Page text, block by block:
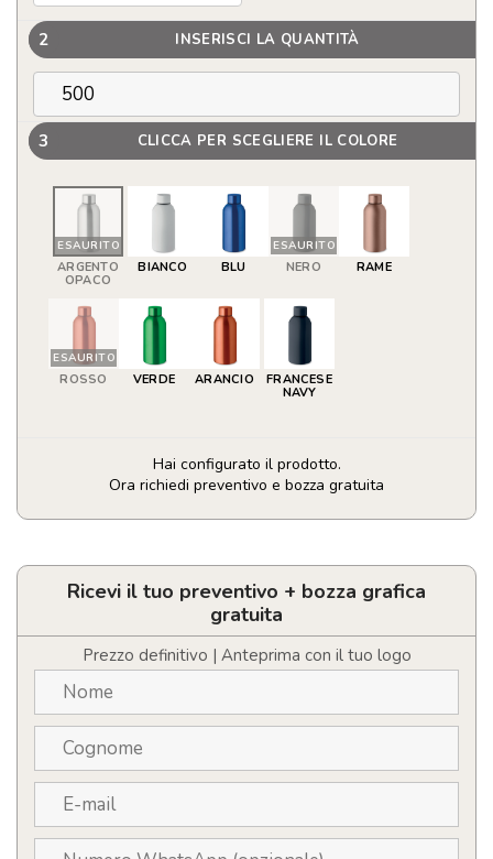
2 INSERISCI LA QUANTITÀ
3 CLICCA PER SCEGLIERE IL COLORE
ESAURITO
ARGENTO
OPACO
BIANCO BLU
ESAURITO
NERO RAME
ESAURITO
ROSSO VERDE ARANCIO
FRANCESE
NAVY
Hai configurato il prodotto.
Ora richiedi preventivo e bozza gratuita
Borraccia
acciaio
quantità
Ricevi il tuo preventivo + bozza grafica
gratuita
Prezzo definitivo | Anteprima con il tuo logo